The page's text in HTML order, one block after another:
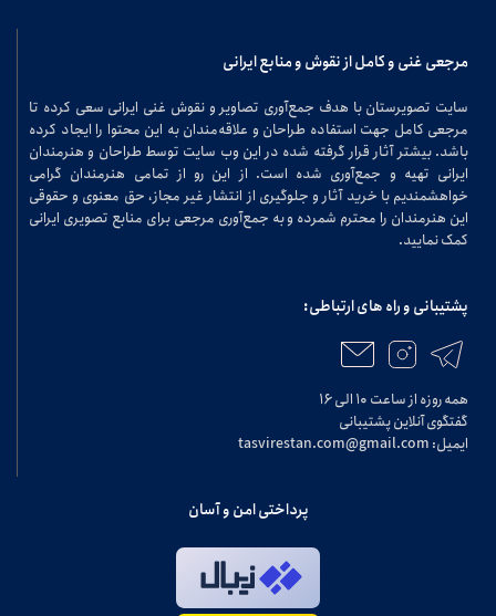
مرجعی غنی و کامل از نقوش و منابع ایرانی
سایت تصویرستان با هدف جمع‌آوری تصاویر و نقوش غنی ایرانی سعی کرده تا
مرجعی کامل جهت استفاده طراحان و علاقه‌مندان به این محتوا را ایجاد کرده
باشد. بیشتر آثار قرار گرفته شده در این وب سایت توسط طراحان و هنرمندان
ایرانی تهیه و جمع‌آوری شده است. از این رو از تمامی هنرمندان گرامی
خواهشمندیم با خرید آثار و جلوگیری از انتشار غیر مجاز، حق معنوی و حقوقی
این هنرمندان را محترم شمرده و به جمع‌آوری مرجعی برای منابع تصویری ایرانی
کمک نمایید.
پشتیبانی و راه های ارتباطی:
همه روزه از ساعت ۱۰ الی ۱۶
گفتگوی آنلاین پشتیبانی
ایمیل: tasvirestan.com@gmail.com
پرداختی امن و آسان